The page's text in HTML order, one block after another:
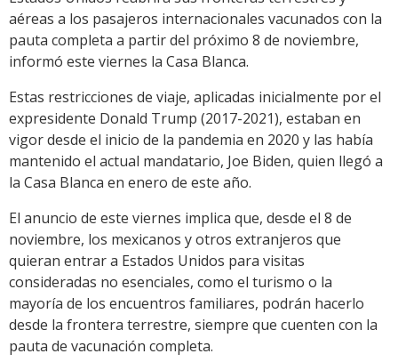
aéreas a los pasajeros internacionales vacunados con la
pauta completa a partir del próximo 8 de noviembre,
informó este viernes la Casa Blanca.
Estas restricciones de viaje, aplicadas inicialmente por el
expresidente Donald Trump (2017-2021), estaban en
vigor desde el inicio de la pandemia en 2020 y las había
mantenido el actual mandatario, Joe Biden, quien llegó a
la Casa Blanca en enero de este año.
El anuncio de este viernes implica que, desde el 8 de
noviembre, los mexicanos y otros extranjeros que
quieran entrar a Estados Unidos para visitas
consideradas no esenciales, como el turismo o la
mayoría de los encuentros familiares, podrán hacerlo
desde la frontera terrestre, siempre que cuenten con la
pauta de vacunación completa.